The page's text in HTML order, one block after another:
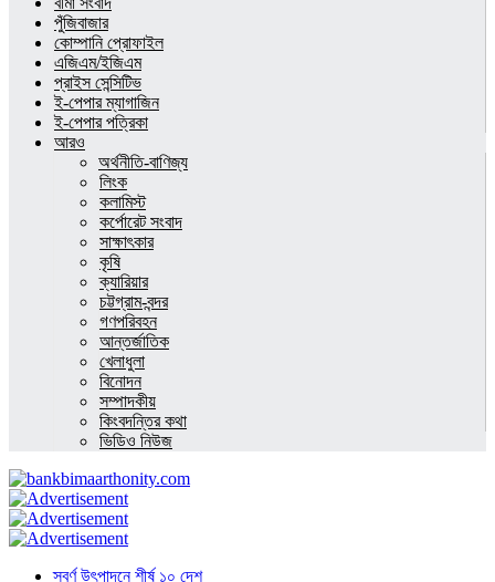
পুঁজিবাজার
কোম্পানি প্রোফাইল
এজিএম/ইজিএম
প্রাইস সেন্সিটিভ
ই-পেপার ম্যাগাজিন
ই-পেপার পত্রিকা
আরও
অর্থনীতি-বাণিজ্য
লিংক
কলামিস্ট
কর্পোরেট সংবাদ
সাক্ষাৎকার
কৃষি
ক্যারিয়ার
চট্টগ্রাম-বন্দর
গণপরিবহন
আন্তর্জাতিক
খেলাধুলা
বিনোদন
সম্পাদকীয়
কিংবদন্তির কথা
ভিডিও নিউজ
স্বর্ণ উৎপাদনে শীর্ষ ১০ দেশ